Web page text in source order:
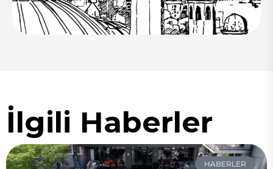
İlgili Haberler
HABERLER